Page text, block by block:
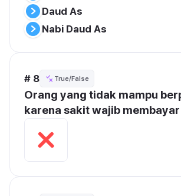
Daud As
Nabi Daud As
# 8 True/False
Orang yang tidak mampu
karena sakit wajib